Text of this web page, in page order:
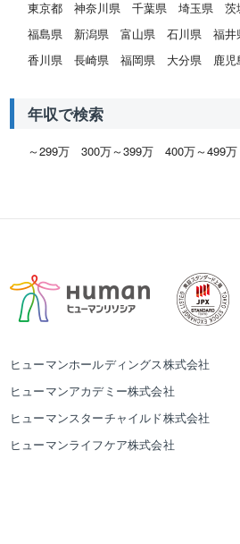
東京都 神奈川県 千葉県 埼玉県 茨
福島県
新潟県 富山県 石川県 福井
香川県
長崎県 福岡県 大分県 鹿児
年収で検索
～299万 300万～399万 400万～499万
ヒューマンホールディングス株式会社
ヒューマンアカデミー株式会社
ヒューマンスターチャイルド株式会社
ヒューマンライフケア株式会社